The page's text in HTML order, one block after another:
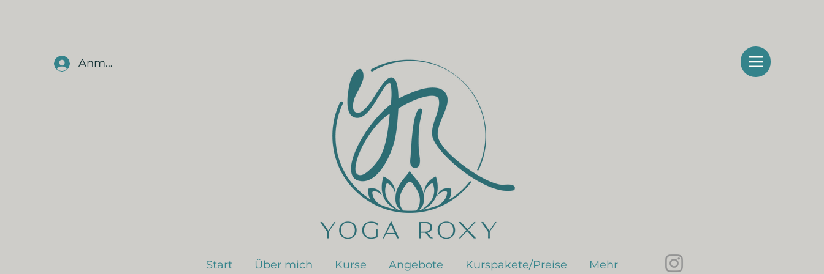
Anmelden
Start Über mich Kurse Angebote Kurspakete/Preise Mehr